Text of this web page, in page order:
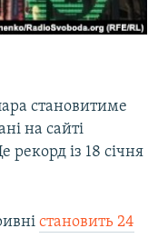
становитиме
на сайті
рекорд із 18 січня
становить 24